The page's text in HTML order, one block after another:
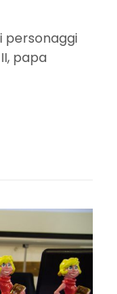
personaggi
papa